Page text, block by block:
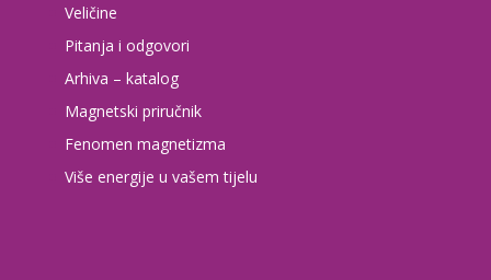
Veličine
Pitanja i odgovori
Arhiva – katalog
Magnetski priručnik
Fenomen magnetizma
Više energije u vašem tijelu